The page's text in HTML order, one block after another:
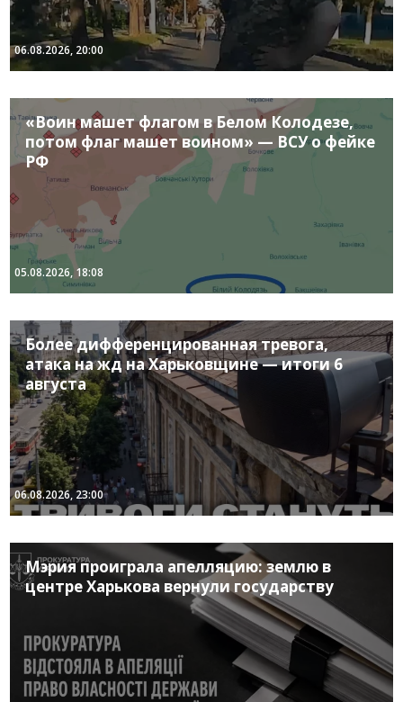
06.08.2026, 20:00
«Воин машет флагом в Белом Колодезе,
потом флаг машет воином» — ВСУ о фейке
РФ
05.08.2026, 18:08
Более дифференцированная тревога,
атака на жд на Харьковщине — итоги 6
августа
06.08.2026, 23:00
Мэрия проиграла апелляцию: землю в
центре Харькова вернули государству